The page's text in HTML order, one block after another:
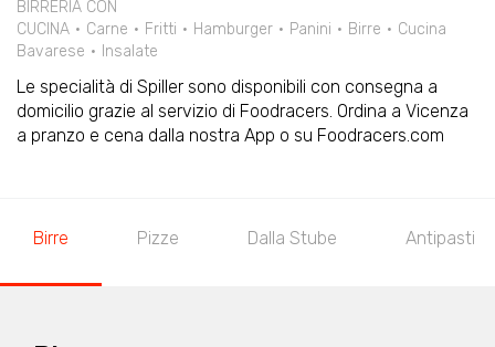
BIRRERIA CON
CUCINA
Carne Fritti Hamburger Panini Birre
Cucina
Bavarese
Insalate
Le specialità di Spiller sono disponibili con consegna a
domicilio grazie al servizio di Foodracers. Ordina a Vicenza
a pranzo e cena dalla nostra App o su Foodracers.com
Birre Pizze Dalla Stube Antipasti